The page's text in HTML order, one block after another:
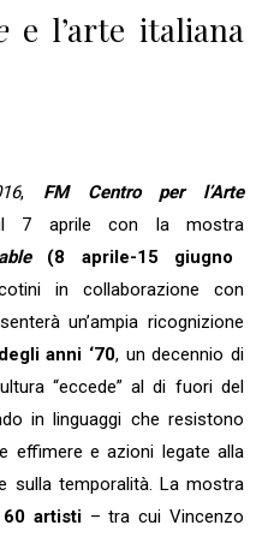
e l’arte italiana
, FM Centro per l’Arte
7 aprile con la mostra
(8 aprile-15 giugno
in collaborazione con
un’ampia ricognizione
anni ‘70, un decennio di
“eccede” al di fuori del
in linguaggi che resistono
effimere e azioni legate alla
sulla temporalità. La mostra
artisti– tra cui Vincenzo